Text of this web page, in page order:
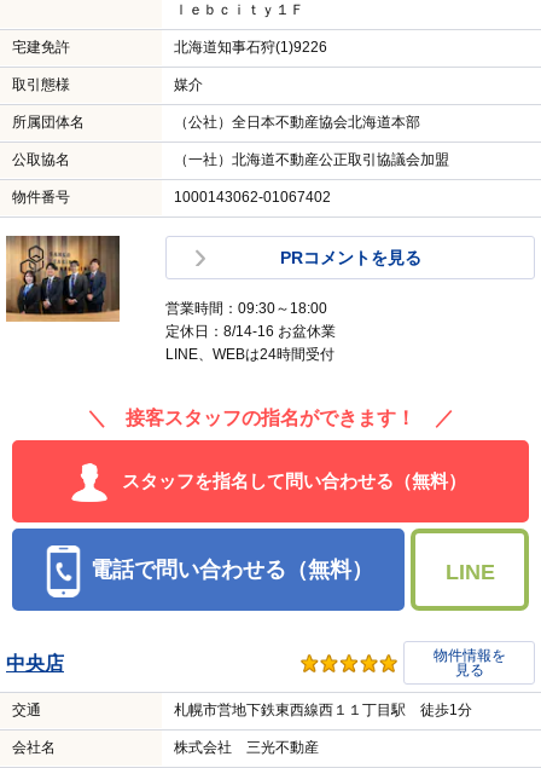
ｌｅｂｃｉｔｙ１Ｆ
宅建免許 北海道知事石狩(1)9226
取引態様 媒介
所属団体名 （公社）全日本不動産協会北海道本部
公取協名 （一社）北海道不動産公正取引協議会加盟
物件番号 1000143062-01067402
PRコメントを見る
営業時間：09:30～18:00
定休日：8/14-16 お盆休業
LINE、WEBは24時間受付
＼ 接客スタッフの指名ができます！ ／
スタッフを指名して問い合わせる（無料）
電話で問い合わせる（無料） LINE
中央店
物件情報を
見る
交通 札幌市営地下鉄東西線西１１丁目駅 徒歩1分
会社名 株式会社 三光不動産